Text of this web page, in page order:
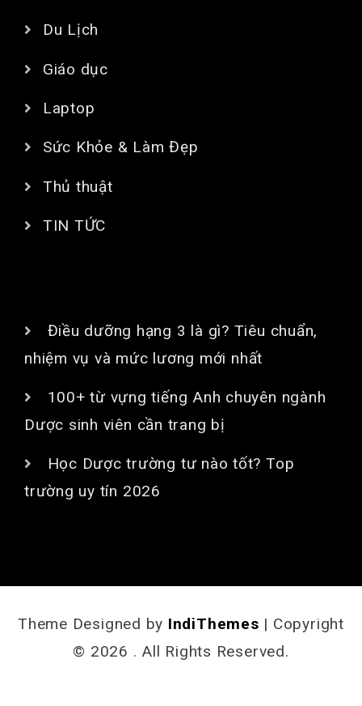
Du Lịch
Giáo dục
Laptop
Sức Khỏe & Làm Đẹp
Thủ thuật
TIN TỨC
Điều dưỡng hạng 3 là gì? Tiêu chuẩn,
nhiệm vụ và mức lương mới nhất
100+ từ vựng tiếng Anh chuyên ngành
Dược sinh viên cần trang bị
Học Dược trường tư nào tốt? Top
trường uy tín 2026
Theme Designed by IndiThemes | Copyright
© 2026 . All Rights Reserved.